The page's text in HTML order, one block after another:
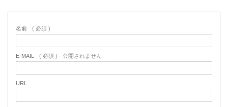
名前 ( 必須 )
E-MAIL ( 必須 ) - 公開されません -
URL